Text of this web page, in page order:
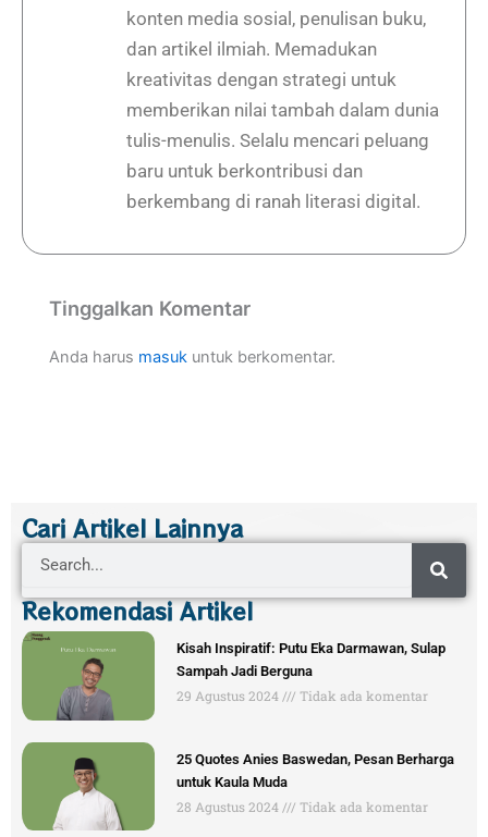
Tinggalkan Komentar
Anda harus masuk untuk berkomentar.
konten media sosial, penulisan buku,
dan artikel ilmiah. Memadukan
kreativitas dengan strategi untuk
memberikan nilai tambah dalam dunia
tulis-menulis. Selalu mencari peluang
baru untuk berkontribusi dan
berkembang di ranah literasi digital.
Cari Artikel Lainnya
Rekomendasi Artikel
Kisah Inspiratif: Putu Eka Darmawan, Sulap
Sampah Jadi Berguna
29 Agustus 2024 Tidak ada komentar
25 Quotes Anies Baswedan, Pesan Berharga
untuk Kaula Muda
28 Agustus 2024 Tidak ada komentar